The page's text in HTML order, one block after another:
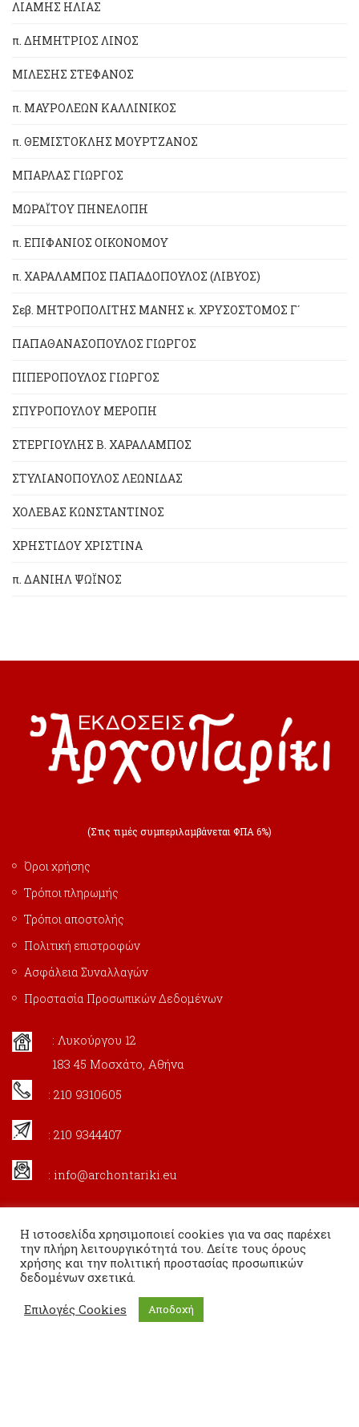
ΛΙΑΜΗΣ ΗΛΙΑΣ
π. ΔΗΜΗΤΡΙΟΣ ΛΙΝΟΣ
ΜΙΛΕΣΗΣ ΣΤΕΦΑΝΟΣ
π. ΜΑΥΡΟΛΕΩΝ ΚΑΛΛΙΝΙΚΟΣ
π. ΘΕΜΙΣΤΟΚΛΗΣ ΜΟΥΡΤΖΑΝΟΣ
ΜΠΑΡΛΑΣ ΓΙΩΡΓΟΣ
ΜΩΡΑΪΤΟΥ ΠΗΝΕΛΟΠΗ
π. ΕΠΙΦΑΝΙΟΣ ΟΙΚΟΝΟΜΟΥ
π. ΧΑΡΑΛΑΜΠΟΣ ΠΑΠΑΔΟΠΟΥΛΟΣ (ΛΙΒΥΟΣ)
Σεβ. ΜΗΤΡΟΠΟΛΙΤΗΣ ΜΑΝΗΣ κ. ΧΡΥΣΟΣΤΟΜΟΣ Γ´
ΠΑΠΑΘΑΝΑΣΟΠΟΥΛΟΣ ΓΙΩΡΓΟΣ
ΠΙΠΕΡΟΠΟΥΛΟΣ ΓΙΩΡΓΟΣ
ΣΠΥΡΟΠΟΥΛΟΥ ΜΕΡΟΠΗ
ΣΤΕΡΓΙΟΥΛΗΣ Β. ΧΑΡΑΛΑΜΠΟΣ
ΣΤΥΛΙΑΝΟΠΟΥΛΟΣ ΛΕΩΝΙΔΑΣ
ΧΟΛΕΒΑΣ ΚΩΝΣΤΑΝΤΙΝΟΣ
ΧΡΗΣΤΙΔΟΥ ΧΡΙΣΤΙΝΑ
π. ΔΑΝΙΗΛ ΨΩΪΝΟΣ
(Στις τιμές συμπεριλαμβάνεται ΦΠΑ 6%)
Όροι χρήσης
Τρόποι πληρωμής
Τρόποι αποστολής
Πολιτική επιστροφών
Ασφάλεια Συναλλαγών
Προστασία Προσωπικών Δεδομένων
: Λυκούργου 12
183 45 Μοσχάτο, Αθήνα
: 210 9310605
: 210 9344407
: info@archontariki.eu
Η ιστοσελίδα χρησιμοποιεί cookies για να σας παρέχει
την πλήρη λειτουργικότητά του. Δείτε τους όρους
χρήσης και την πολιτική προστασίας προσωπικών
δεδομένων σχετικά.
Επιλογές Cookies Αποδοχή